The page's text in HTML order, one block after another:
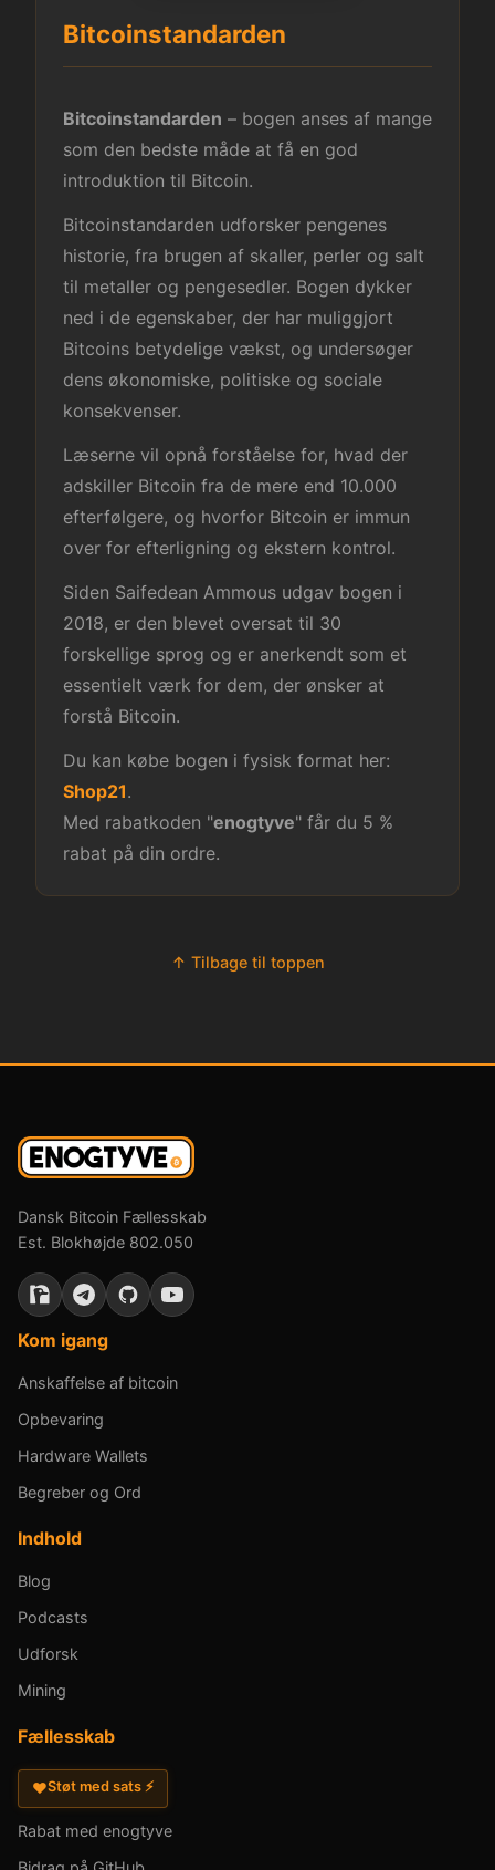
Bitcoinstandarden
Bitcoinstandarden – bogen anses af mange
som den bedste måde at få en god
introduktion til Bitcoin.
Bitcoinstandarden udforsker pengenes
historie, fra brugen af skaller, perler og salt
til metaller og pengesedler. Bogen dykker
ned i de egenskaber, der har muliggjort
Bitcoins betydelige vækst, og undersøger
dens økonomiske, politiske og sociale
konsekvenser.
Læserne vil opnå forståelse for, hvad der
adskiller Bitcoin fra de mere end 10.000
efterfølgere, og hvorfor Bitcoin er immun
over for efterligning og ekstern kontrol.
Siden Saifedean Ammous udgav bogen i
2018, er den blevet oversat til 30
forskellige sprog og er anerkendt som et
essentielt værk for dem, der ønsker at
forstå Bitcoin.
Du kan købe bogen i fysisk format her:
Shop21.
Med rabatkoden "enogtyve" får du 5 %
rabat på din ordre.
↑ Tilbage til toppen
Dansk Bitcoin Fællesskab
Est. Blokhøjde 802.050
Kom igang
Anskaffelse af bitcoin
Opbevaring
Hardware Wallets
Begreber og Ord
Indhold
Blog
Podcasts
Udforsk
Mining
Fællesskab
♥Støt med sats ⚡
Rabat med enogtyve